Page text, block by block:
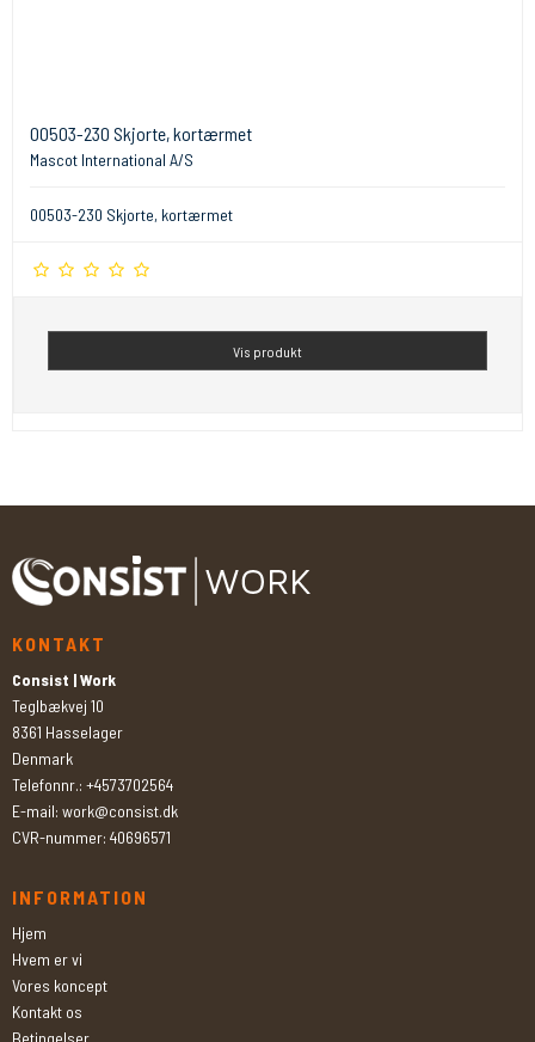
00503-230 Skjorte, kortærmet
Mascot International A/S
00503-230 Skjorte, kortærmet
Vis produkt
KONTAKT
Consist | Work
Teglbækvej 10
8361 Hasselager
Denmark
Telefonnr.: +4573702564
E-mail: work@consist.dk
CVR-nummer: 40696571
INFORMATION
Hjem
Hvem er vi
Vores koncept
Kontakt os
Betingelser